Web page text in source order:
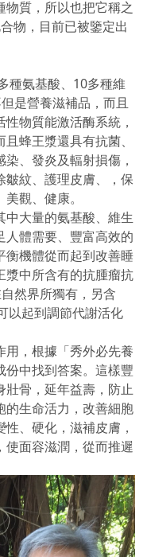
物質，所以也把它稱之
物，目前已被鑒定出
種氨基酸、10多種維
是營養滋補品，而且
物質能激活酶系統，
蜂王漿還具有抗菌、
、發炎及輻射損傷，
皺紋、護理皮膚、，保
觀、健康。
中大量的氨基酸、維生
體需要、豐富高效的
衡機體從而起到改善睡
漿中所含有的抗腫瘤抗
然界所獨有，另含
以起到調節代謝活化
，根據「秀外必先養
份中找到答案。這樣豐
壯骨，延年益壽，防止
的生命活力，改善細胞
、硬化，滋補皮膚，
面容滋潤，從而推遲